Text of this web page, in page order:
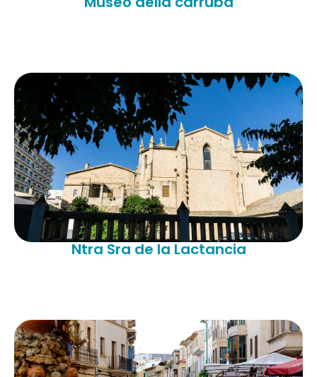
Ntra Sra de la Lactancia